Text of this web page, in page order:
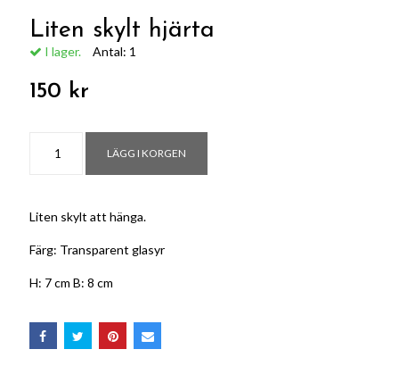
Liten skylt hjärta
I lager. Antal: 1
150 kr
LÄGG I KORGEN
Liten skylt att hänga.
Färg: Transparent glasyr
H: 7 cm B: 8 cm